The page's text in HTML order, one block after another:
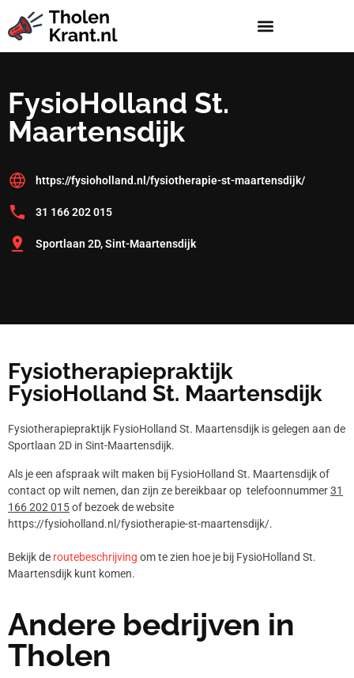
FysioHolland St.
Maartensdijk
https://fysioholland.nl/fysiotherapie-st-maartensdijk/
31 166 202 015
Sportlaan 2D, Sint-Maartensdijk
Fysiotherapiepraktijk
FysioHolland St. Maartensdijk
Fysiotherapiepraktijk FysioHolland St. Maartensdijk is gelegen aan de
Sportlaan 2D in Sint-Maartensdijk.
Als je een afspraak wilt maken bij FysioHolland St. Maartensdijk of
contact op wilt nemen, dan zijn ze bereikbaar op telefoonnummer31
166 202 015of bezoek de website
https://fysioholland.nl/fysiotherapie-st-maartensdijk/.
Bekijk de routebeschrijving om te zien hoe je bij FysioHolland St.
Maartensdijk kunt komen.
Andere bedrijven in
Tholen